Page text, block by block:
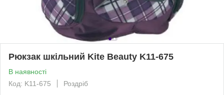
Рюкзак шкільний Kite Beauty K11-675
В наявності
Код: K11-675
Роздріб